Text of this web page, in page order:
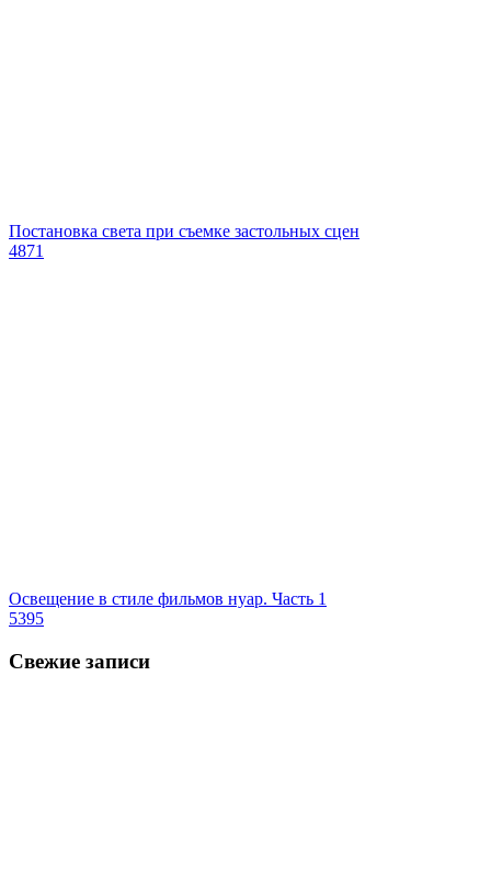
Постановка света при съемке застольных сцен
4871
Освещение в стиле фильмов нуар. Часть 1
5395
Свежие записи